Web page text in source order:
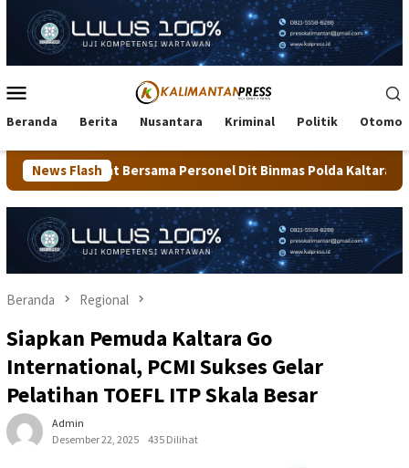
konten
Mobile
Beranda Berita Nusantara Kriminal Politik
News Flash
Personel Dit Binmas Polda Kaltara Salurkan Beras SPHP
Beranda Regional
Siapkan Pemuda Kaltara Go
International, PCMI Sukses Gelar
Pelatihan TOEFL ITP Skala Besar
Admin
Desember 22, 2025
435 Dilihat